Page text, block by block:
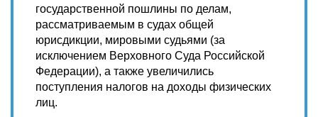
государственной пошлины по делам,
рассматриваемым в судах общей
юрисдикции, мировыми судьями (за
исключением Верховного Суда Российской
Федерации), а также увеличились
поступления налогов на доходы физических
лиц.